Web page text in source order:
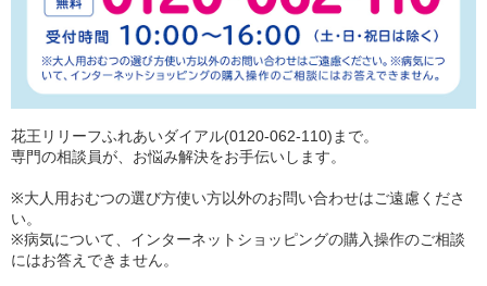
花王リリーフふれあいダイアル(0120-062-110)まで。
専門の相談員が、お悩み解決をお手伝いします。
※大人用おむつの選び方使い方以外のお問い合わせはご遠慮くださ
い。
※病気について、インターネットショッピングの購入操作のご相談
にはお答えできません。